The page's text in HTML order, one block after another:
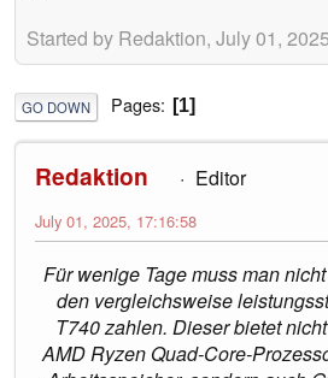
Started by Redaktion, July 01,
GO DOWN Pages 1
Redaktion Editor
July 01, 2025, 17:16:58
Für wenige Tage muss man
den vergleichsweise
T740 zahlen. Dieser bietet
AMD Ryzen Quad-Core-